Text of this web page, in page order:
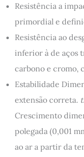
Resistência a
primordial e
Resistência ao
inferior à de aços
carbono e cromo,
Estabilidade
extensão correta.
Crescimento
polegada (0,001
ao ar a partir da